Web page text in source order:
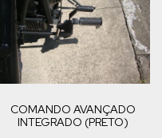
COMANDO AVANÇADO
INTEGRADO (PRETO)